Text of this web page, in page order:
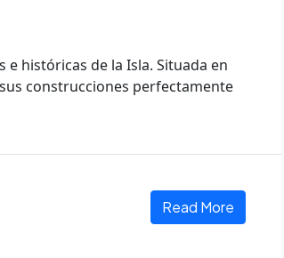
e históricas de la Isla. Situada en
construcciones perfectamente
Read More